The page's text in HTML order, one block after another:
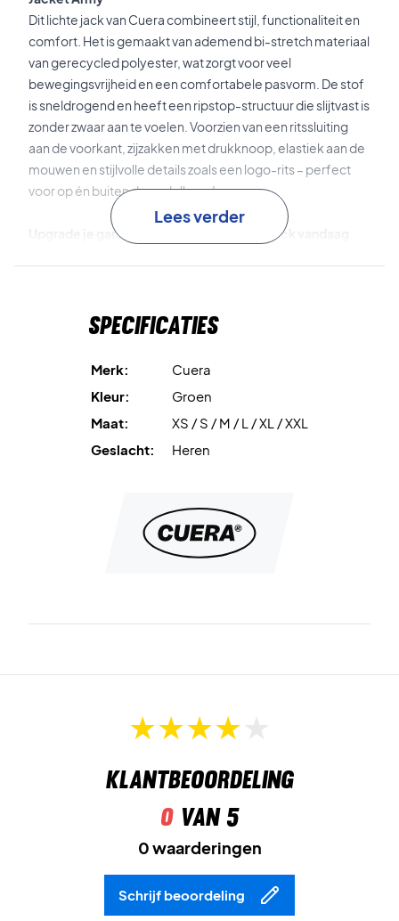
Dit lichte jack van Cuera combineert stijl, functionaliteit en
comfort. Het is gemaakt van ademend bi-stretch materiaal
van gerecycled polyester, wat zorgt voor veel
bewegingsvrijheid en een comfortabele pasvorm. De stof
is sneldrogend en heeft een ripstop-structuur die slijtvast is
zonder zwaar aan te voelen. Voorzien van een ritssluiting
aan de voorkant, zijzakken met drukknoop, elastiek aan de
mouwen en stijlvolle details zoals een logo-rits – perfect
voor op én buiten de padelbaan!
Upgrade je garderobe – bestel dit Cuera jack vandaag
Lees verder
Specificaties
Merk:
Cuera
Kleur:
Groen
Maat:
XS / S / M / L / XL / XXL
Geslacht:
Heren
Klantbeoordeling
0van 5
0 waarderingen
Schrijf beoordeling